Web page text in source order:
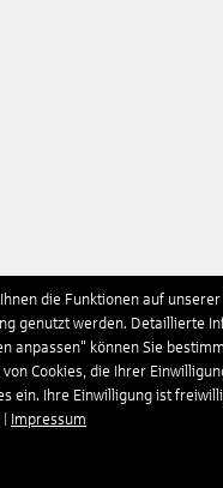
die Funktionen auf
genutzt werden. Detaillierte
anpassen" können Sie
Cookies, die Ihrer
ein. Ihre Einwilligung ist
Impressum